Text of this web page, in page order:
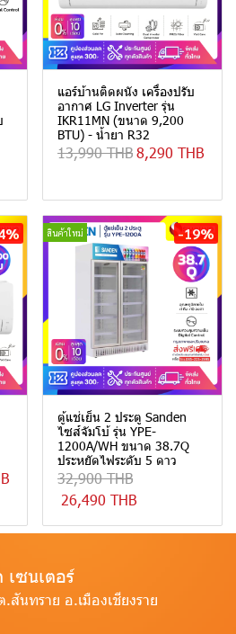
แอร์บ้านติดผนัง เครื่องปรับ
อากาศ LG Inverter รุ่น
IKR11MN (ขนาด 9,200
BTU) - น้ำยา R32
13,990 THB8,290 THB
สินค้าใหม่ -19%
ตู้แช่เย็น 2 ประตู Sanden
ไซส์จัมโบ้ รุ่น YPE-
1200A/WH ขนาด 38.7Q
ประหยัดไฟระดับ 5 ดาว
32,900 THB
26,490 THB
เซนเตอร์
สันทราย อ.เมืองเชียงราย